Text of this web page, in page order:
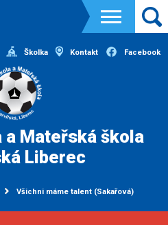
Školka Kontakt Facebook
a Mateřská škola
Liberec
Všichni máme talent (Sakařová)